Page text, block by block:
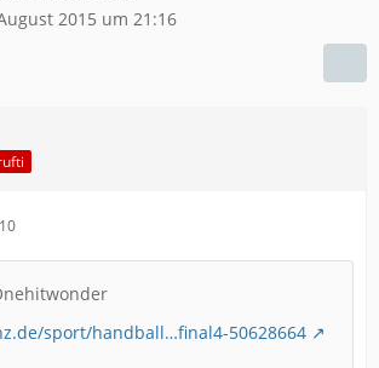
2015 um 21:16
sport/handball…final4-50628664